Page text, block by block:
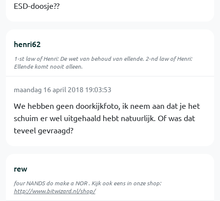
ESD-doosje??
henri62
1-st law of Henri: De wet van behoud van ellende. 2-nd law of Henri:
Ellende komt nooit alleen.
maandag 16 april 2018 19:03:53
We hebben geen doorkijkfoto, ik neem aan dat je het
schuim er wel uitgehaald hebt natuurlijk. Of was dat
teveel gevraagd?
rew
four NANDS do make a NOR . Kijk ook eens in onze shop:
http://www.bitwizard.nl/shop/